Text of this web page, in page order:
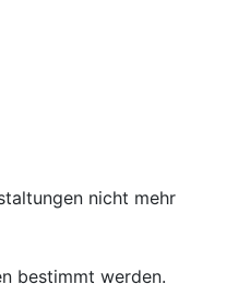
nicht mehr
bestimmt werden.